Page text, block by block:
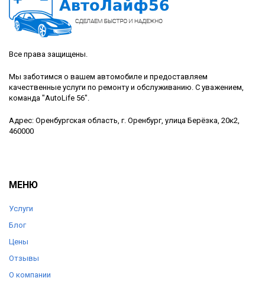
Все права защищены.
Мы заботимся о вашем автомобиле и предоставляем
качественные услуги по ремонту и обслуживанию. С уважением,
команда "AutoLife 56".
Адрес: Оренбургская область, г. Оренбург, улица Берёзка, 20к2,
460000
МЕНЮ
Услуги
Блог
Цены
Отзывы
О компании